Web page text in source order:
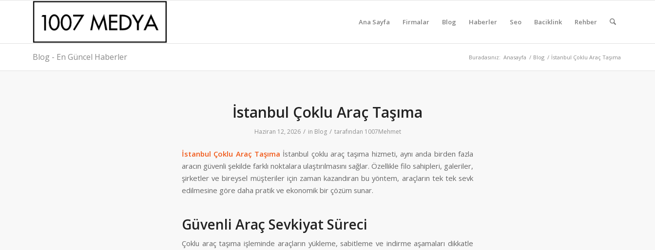
Ana Sayfa Firmalar Blog Haberler Seo Baciklink Rehber
Blog - En Güncel Haberler Buradasınız: Anasayfa / Blog / İstanbul Çoklu Araç Taşıma
İstanbul Çoklu Araç Taşıma
Haziran 12, 2026 / in Blog / tarafından 1007Mehmet
İstanbul Çoklu Araç Taşıma İstanbul çoklu araç taşıma hizmeti, aynı anda birden fazla
aracın güvenli şekilde farklı noktalara ulaştırılmasını sağlar. Özellikle filo sahipleri, galeriler,
şirketler ve bireysel müşteriler için zaman kazandıran bu yöntem, araçların tek tek sevk
edilmesine göre daha pratik ve ekonomik bir çözüm sunar.
Güvenli Araç Sevkiyat Süreci
Çoklu araç taşıma işleminde araçların yükleme, sabitleme ve indirme aşamaları dikkatle